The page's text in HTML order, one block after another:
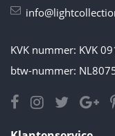
KVK nummer: KVK
btw-nummer: